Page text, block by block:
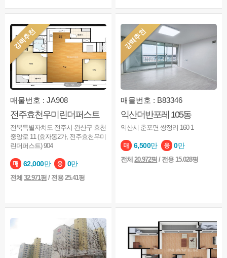
강력추천
매물번호 : JA908
전주효천우미린더퍼스트
전북특별자치도 전주시 완산구 효천
중앙로 11 (효자동2가, 전주효천우미
린더퍼스트) 904
62,000만 0만
전체 32.971평 / 전용 25.41평
강력추천
매물번호 : B83346
익산더반포레 105동
익산시 춘포면 쌍정리 160-1
6,500만 0만
전체20.972평 / 전용 15.028평